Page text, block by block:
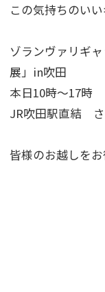
この気持ちのい
ゾランヴァリギ
展」in吹田
本日10時〜17時
JR吹田駅直結
皆様のお越しを